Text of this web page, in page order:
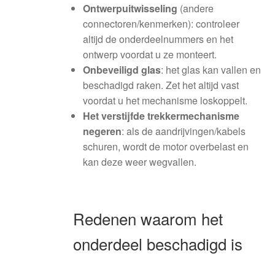
Ontwerpuitwisseling (andere
connectoren/kenmerken): controleer
altijd de onderdeelnummers en het
ontwerp voordat u ze monteert.
Onbeveiligd glas: het glas kan vallen en
beschadigd raken. Zet het altijd vast
voordat u het mechanisme loskoppelt.
Het verstijfde trekkermechanisme
negeren: als de aandrijvingen/kabels
schuren, wordt de motor overbelast en
kan deze weer wegvallen.
Redenen waarom het
onderdeel beschadigd is